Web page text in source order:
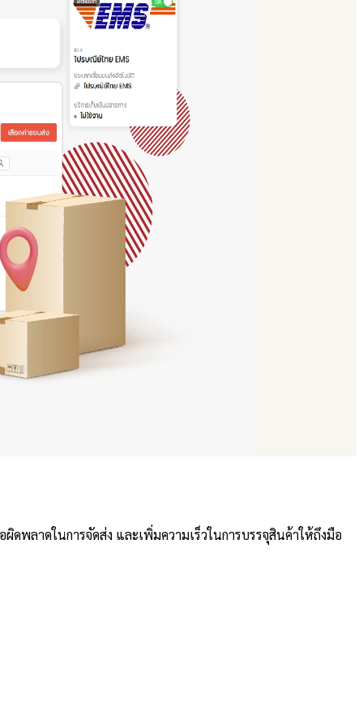
พลาดในการจัดส่ง และเพิ่มความเร็วในการบรรจุสินค้าให้ถึงมือ